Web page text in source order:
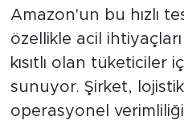
Amazon'un bu hızlı
özellikle acil
kısıtlı olan tüketiciler
sunuyor. Şirket, lojistik
operasyonel